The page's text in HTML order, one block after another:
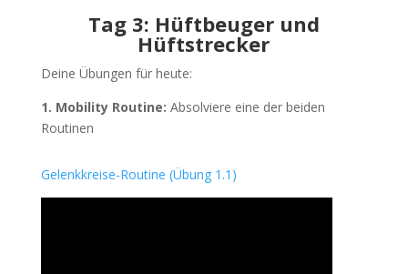
Tag 3: Hüftbeuger und
Hüftstrecker
Deine Übungen für heute:
1. Mobility Routine: Absolviere eine der beiden
Routinen
Gelenkkreise-Routine (Übung 1.1)